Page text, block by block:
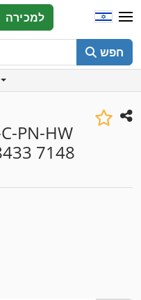
חפש
למכירה
PN-HW
7148